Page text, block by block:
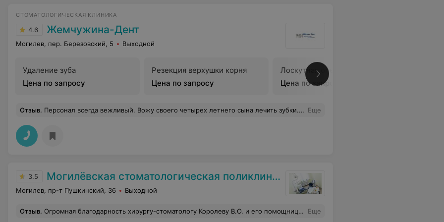
СТОМАТОЛОГИЧЕСКАЯ КЛИНИКА
4.6 Жемчужина-Дент
Могилев, пер. Березовский, 5 Выходной
Удаление зуба
Цена по запросу
Резекция верхушки корня
Цена по запросу
Лоскутная операция
Цена по запросу
Отзыв. Персонал всегда вежливый. Вожу своего четырех летнего сына лечить зубки. Малыш выходит от врача веселый и говорит, что придет еще. Еще
3.5 Могилёвская стоматологическая поликлиника № 2
Могилев, пр-т Пушкинский, 36 Выходной
Отзыв. Огромная благодарность хирургу-стоматологу Королеву В.О. и его помощнице. Хирургическое вмешательство было проведено быстро и безболезненно. Спасибо и за чуткое отношение и моральную поддержку, что очень важно для человека, входящего в кабинет врача на трясущихся от страха ногах. Еще